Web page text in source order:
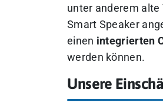
unter anderem
Smart Speaker
einen integrierten
werden können.
Unsere